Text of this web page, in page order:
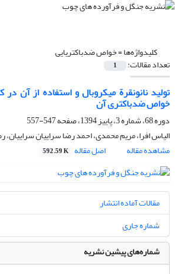
کلیدواژه‌ها =خواص ضدباکتریایی
تعداد مقالات: 1
تولید نانونقرة میکروبال و استفاده از آن
خواص ضدباکتری آن
دوره 68، شماره 3، پاییز 1394، صفحه
547-557
الیاس افرا، مریم محمدی، احمد رضا سراییان سراییان،
مشاهده مقاله
اصل مقاله 592.59 K
مقالات آماده انتشار
شماره جاری
شماره‌های پیشین نشریه